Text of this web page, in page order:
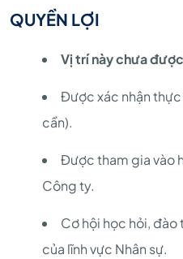
QUYỀN LỢI
Vị trí này chưa
Được xác nhận
cần).
Được tham gia vào
Công ty.
Cơ hội học hỏi, đào
của lĩnh vực Nhân sự.